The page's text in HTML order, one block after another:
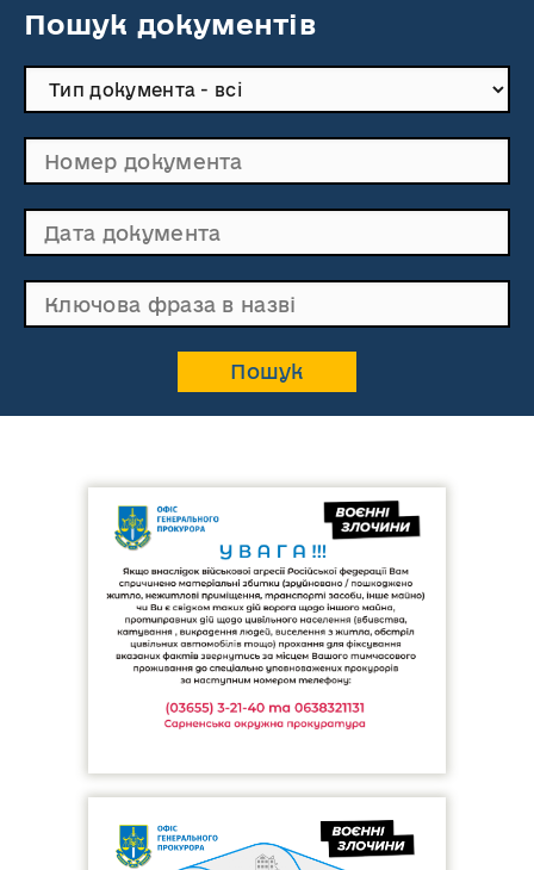
Пошук документів